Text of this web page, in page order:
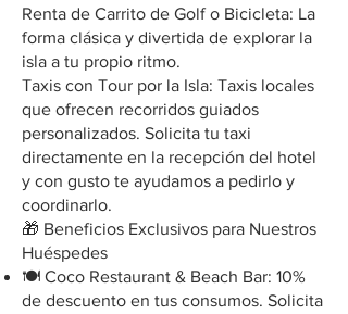
Renta de Carrito de Golf o Bicicleta: La
forma clásica y divertida de explorar la
isla a tu propio ritmo.
Taxis con Tour por la Isla: Taxis locales
que ofrecen recorridos guiados
personalizados. Solicita tu taxi
directamente en la recepción del hotel
y con gusto te ayudamos a pedirlo y
coordinarlo.
🎁 Beneficios Exclusivos para Nuestros
Huéspedes
🍽️ Coco Restaurant & Beach Bar: 10%
de descuento en tus consumos. Solicita